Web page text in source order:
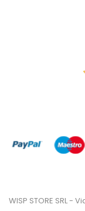
WISP STORE SRL